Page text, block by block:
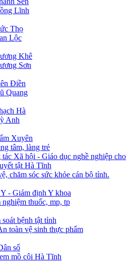
Lĩnh
Thọ
Lộc
Khê
Sơn
Điền
Quang
Hà
Anh
Xuyên
tâm, làng trẻ
Xã hội - Giáo dục nghề nghiệp cho
tật Hà Tĩnh
chăm sóc sức khỏe cán bộ tỉnh.
- Giám định Y khoa
thuốc, mp, tp
bệnh tật tỉnh
toàn vệ sinh thực phẩm
số
mồ côi Hà Tĩnh